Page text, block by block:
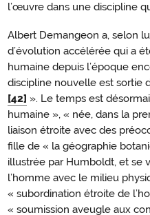
l’œuvre dans une discipline
Albert Demangeon a, selon
d’évolution accélérée qui a
humaine depuis l’époque
discipline nouvelle est sortie
[42] ». Le temps est
humaine », « née, dans la
liaison étroite avec des
fille de « la géographie
illustrée par Humboldt, et se
l’homme avec le milieu
« subordination étroite de
« soumission aveugle aux